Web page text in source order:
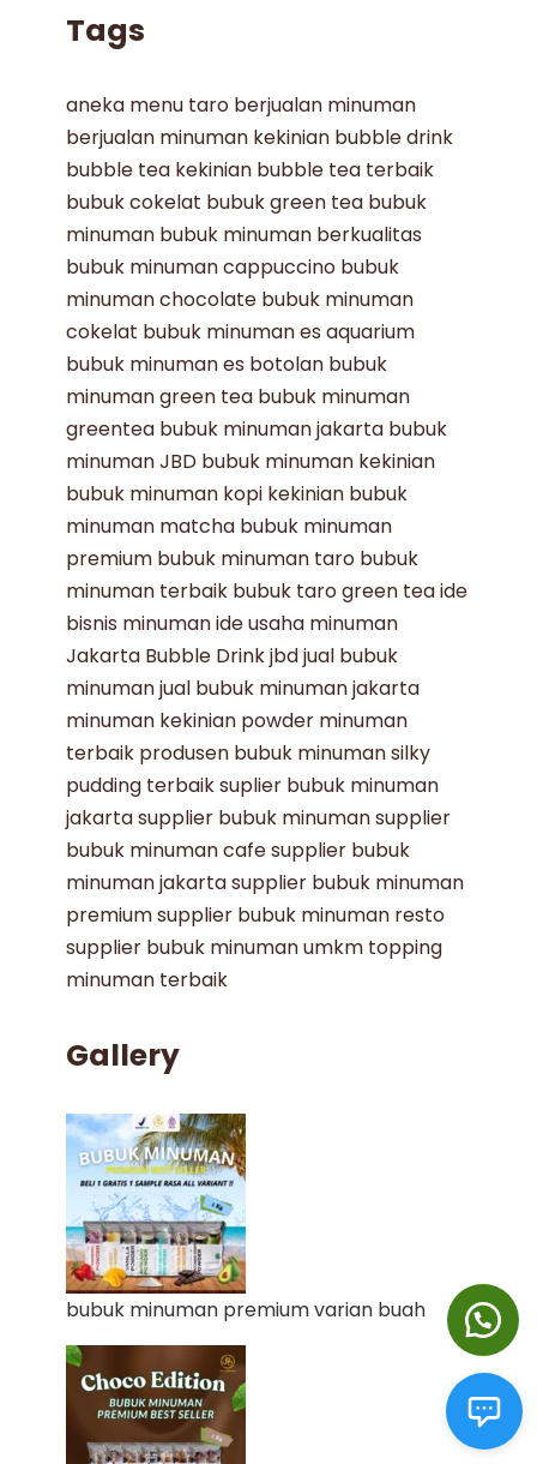
Tags
aneka menu taro berjualan minuman
berjualan minuman kekinian bubble drink
bubble tea kekinian bubble tea terbaik
bubuk cokelat bubuk green tea bubuk
minuman bubuk minuman berkualitas
bubuk minuman cappuccino bubuk
minuman chocolate bubuk minuman
cokelat bubuk minuman es aquarium
bubuk minuman es botolan bubuk
minuman green tea bubuk minuman
greentea bubuk minuman jakarta bubuk
minuman JBD bubuk minuman kekinian
bubuk minuman kopi kekinian bubuk
minuman matcha bubuk minuman
premium bubuk minuman taro bubuk
minuman terbaik bubuk tarogreen teaide
bisnis minumanide usaha minuman
Jakarta Bubble Drinkjbdjual bubuk
minumanjual bubuk minuman jakarta
minuman kekinian powder minuman
terbaik produsen bubuk minumansilky
pudding terbaiksuplier bubuk minuman
jakartasupplier bubuk minumansupplier
bubuk minuman cafesupplier bubuk
minuman jakartasupplier bubuk minuman
premiumsupplier bubuk minuman resto
supplier bubuk minuman umkm topping
minuman terbaik
Gallery
bubuk minuman premium varian buah